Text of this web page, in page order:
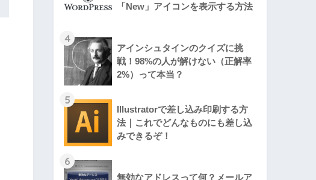
「New」アイコンを表示する方法
4
アインシュタインのクイズに挑
戦！98%の人が解けない（正解率
2%）って本当？
5
Illustratorで差し込み印刷する方
法｜これでどんなものにも差し込
みできるぞ！
6
無効なアドレスって何？メールア